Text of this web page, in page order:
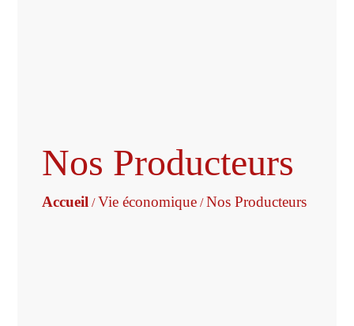
Nos Producteurs
Accueil / Vie économique / Nos Producteurs